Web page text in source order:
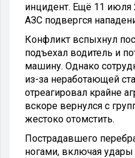
инцидент. Ещё 11 июля
АЗС подвергся
Конфликт вспыхнул
подъехал водитель и
машину. Однако
из-за неработающей
отреагировал крайне
вскоре вернулся с
жестоко отомстить.
Пострадавшего
ногами, включая удары